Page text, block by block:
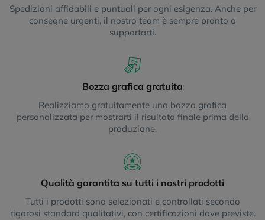
Spedizioni affidabili e puntuali per ogni esigenza. Anche per
consegne urgenti, il nostro team è sempre pronto a
supportarti.
Bozza grafica gratuita
Realizziamo gratuitamente una bozza grafica
personalizzata per mostrarti il risultato finale prima della
produzione.
Qualità garantita su tutti i nostri prodotti
Tutti i prodotti sono selezionati e controllati secondo
rigorosi standard qualitativi, con certificazioni dove previste.